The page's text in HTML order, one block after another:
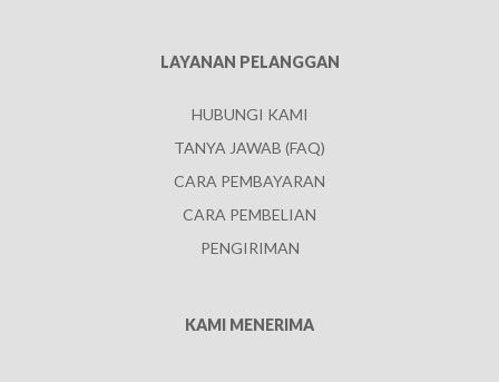
LAYANAN PELANGGAN
HUBUNGI KAMI
TANYA JAWAB (FAQ)
CARA PEMBAYARAN
CARA PEMBELIAN
PENGIRIMAN
KAMI MENERIMA